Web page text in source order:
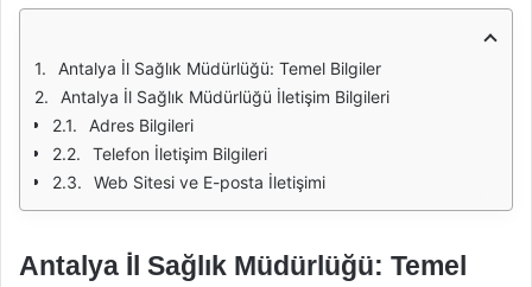
Antalya İl Sağlık Müdürlüğü: Temel Bilgiler
Antalya İl Sağlık Müdürlüğü İletişim Bilgileri
Adres Bilgileri
Telefon İletişim Bilgileri
Web Sitesi ve E-posta İletişimi
Antalya İl Sağlık Müdürlüğü: Temel